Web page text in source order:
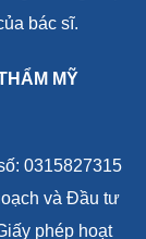
trường hợp
MỸ
0315827315
và Đầu tư